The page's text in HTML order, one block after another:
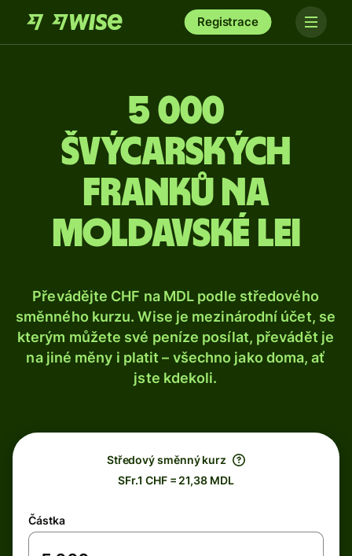
Registrace
5 000
švýcarských
franků na
moldavské lei
Převádějte CHF na MDL podle středového
směnného kurzu. Wise je mezinárodní účet, se
kterým můžete své peníze posílat, převádět je
na jiné měny i platit – všechno jako doma, ať
jste kdekoli.
Středový směnný kurz
SFr.1 CHF = 21,38 MDL
Částka